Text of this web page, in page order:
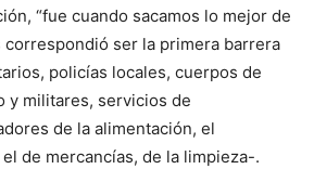
“fue cuando sacamos lo mejor de
correspondió ser la primera barrera
policías locales, cuerpos de
y militares, servicios de
de la alimentación, el
de mercancías, de la limpieza-.